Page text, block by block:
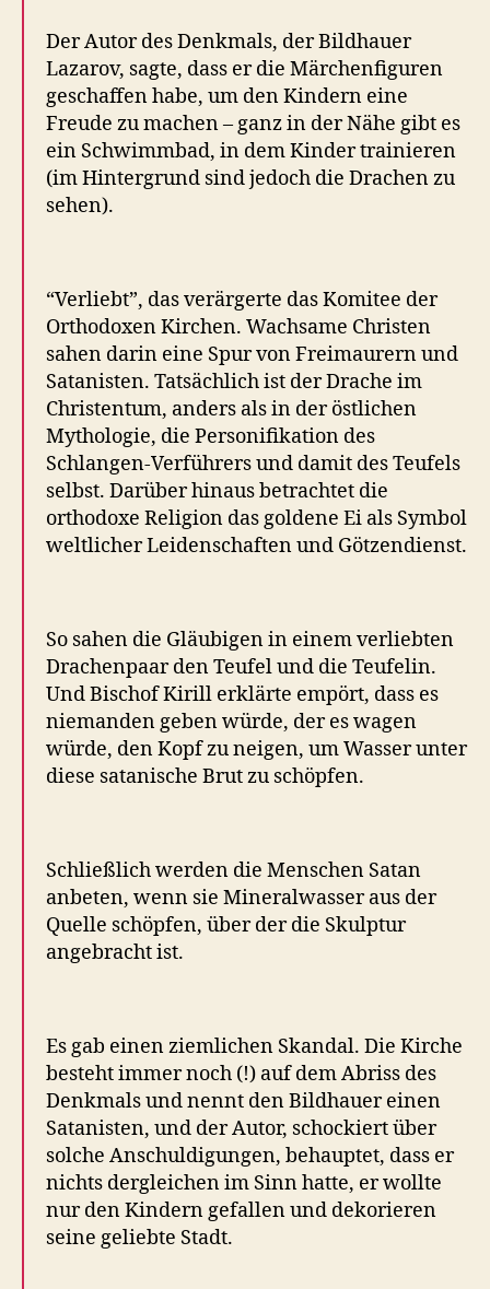
Der Autor des Denkmals, der Bildhauer
Lazarov, sagte, dass er die Märchenfiguren
geschaffen habe, um den Kindern eine
Freude zu machen – ganz in der Nähe gibt es
ein Schwimmbad, in dem Kinder trainieren
(im Hintergrund sind jedoch die Drachen zu
sehen).
“Verliebt”, das verärgerte das Komitee der
Orthodoxen Kirchen. Wachsame Christen
sahen darin eine Spur von Freimaurern und
Satanisten. Tatsächlich ist der Drache im
Christentum, anders als in der östlichen
Mythologie, die Personifikation des
Schlangen-Verführers und damit des Teufels
selbst. Darüber hinaus betrachtet die
orthodoxe Religion das goldene Ei als Symbol
weltlicher Leidenschaften und Götzendienst.
So sahen die Gläubigen in einem verliebten
Drachenpaar den Teufel und die Teufelin.
Und Bischof Kirill erklärte empört, dass es
niemanden geben würde, der es wagen
würde, den Kopf zu neigen, um Wasser unter
diese satanische Brut zu schöpfen.
Schließlich werden die Menschen Satan
anbeten, wenn sie Mineralwasser aus der
Quelle schöpfen, über der die Skulptur
angebracht ist.
Es gab einen ziemlichen Skandal. Die Kirche
besteht immer noch (!) auf dem Abriss des
Denkmals und nennt den Bildhauer einen
Satanisten, und der Autor, schockiert über
solche Anschuldigungen, behauptet, dass er
nichts dergleichen im Sinn hatte, er wollte
nur den Kindern gefallen und dekorieren
seine geliebte Stadt.